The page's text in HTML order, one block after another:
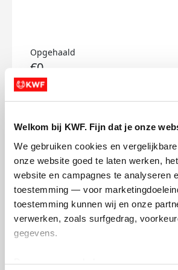
Welkom bij KWF. Fijn dat je onze
We gebruiken cookies en
onze website goed te laten werken,
website en campagnes te analyseren
toestemming — voor
toestemming kunnen wij en onze
verwerken, zoals surfgedrag,
gegevens.
Opgehaald
€0
Doneer
Erik's badges